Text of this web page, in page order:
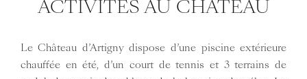
ACTIVITÉS AU CHÂTEAU
Le Château d’Artigny dispose d’une piscine extérieure
chauffée en été, d’un court de tennis et 3 terrains de